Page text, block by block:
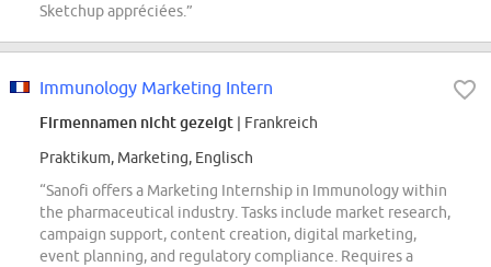
Sketchup appréciées.”
Immunology Marketing Intern
Firmennamen nicht gezeigt | Frankreich
Praktikum, Marketing, Englisch
“Sanofi offers a Marketing Internship in Immunology within
the pharmaceutical industry. Tasks include market research,
campaign support, content creation, digital marketing,
event planning, and regulatory compliance. Requires a